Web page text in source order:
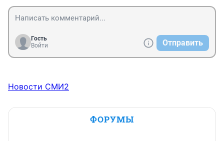
Гость
Войти
Отправить
Новости СМИ2
ФОРУМЫ